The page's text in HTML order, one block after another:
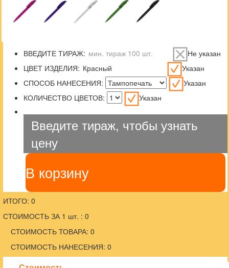
ВВЕДИТЕ ТИРАЖ:
Не указан
ЦВЕТ ИЗДЕЛИЯ:
Указан
СПОСОБ НАНЕСЕНИЯ:
Указан
КОЛИЧЕСТВО ЦВЕТОВ:
Указан
Введите тираж, чтобы узнать
цену
В корзину
ИТОГО: 0
СТОИМОСТЬ ЗА 1 шт. : 0
СТОИМОСТЬ ТОВАРА: 0
СТОИМОСТЬ НАНЕСЕНИЯ: 0